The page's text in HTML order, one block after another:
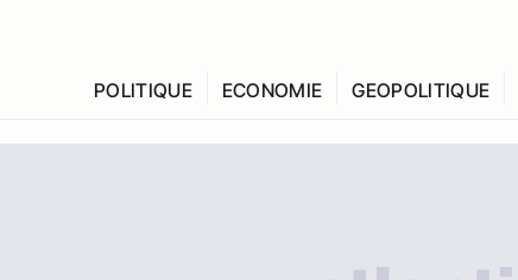
POLITIQUE ECONOMIE GEOPOLITIQUE